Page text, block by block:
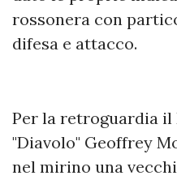
rossonera con
difesa e attacco.
Per la retroguardia
"Diavolo" Geoffrey
nel mirino una